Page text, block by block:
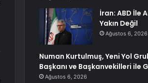
İran: ABD İle
Yakın Değil
Ağustos 6, 2026
Numan Kurtulmuş, Yeni Yol
Başkanı ve Başkanvekilleri ile
Ağustos 6, 2026